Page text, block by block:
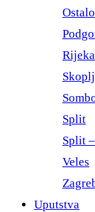
Ostalo
Rijeka
Split
Split
Veles
Uputstva